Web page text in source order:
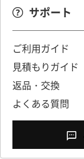
サポート
ご利用ガイド
見積もりガイド
返品・交換
よくある質問